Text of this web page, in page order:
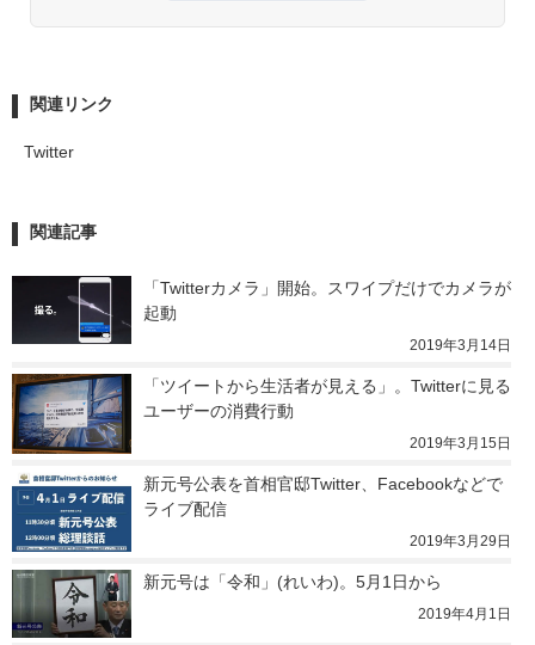
関連リンク
Twitter
関連記事
「Twitterカメラ」開始。スワイプだけでカメラが
起動
2019年3月14日
「ツイートから生活者が見える」。Twitterに見る
ユーザーの消費行動
2019年3月15日
新元号公表を首相官邸Twitter、Facebookなどで
ライブ配信
2019年3月29日
新元号は「令和」(れいわ)。5月1日から
2019年4月1日